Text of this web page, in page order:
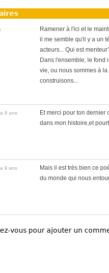
Ramener à l'ici et le
il me semble qu'il y a un
acteurs... Qui est
Dans l'ensemble, le fond
vie, ou nous sommes à
construisons...
9 ans
Et merci pour ton dernier
dans mon histoire,et
9 ans
Mais il est très bien ce
du monde qui nous
vous pour ajouter un